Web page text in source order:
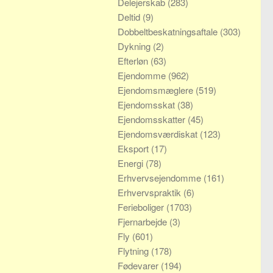
Deltid (9)
Dobbeltbeskatningsaftale (303)
Dykning (2)
Efterløn (63)
Ejendomme (962)
Ejendomsmæglere (519)
Ejendomsskat (38)
Ejendomsskatter (45)
Ejendomsværdiskat (123)
Eksport (17)
Energi (78)
Erhvervsejendomme (161)
Erhvervspraktik (6)
Ferieboliger (1703)
Fjernarbejde (3)
Fly (601)
Flytning (178)
Fødevarer (194)